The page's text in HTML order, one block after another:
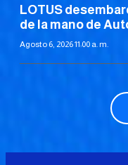
LOTUS
de la mano de
Agosto 6, 2026 11:00 a. m.